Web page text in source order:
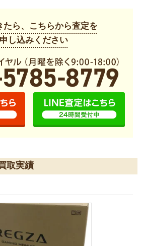
たら、こちらから査定を
し込みください
取実績